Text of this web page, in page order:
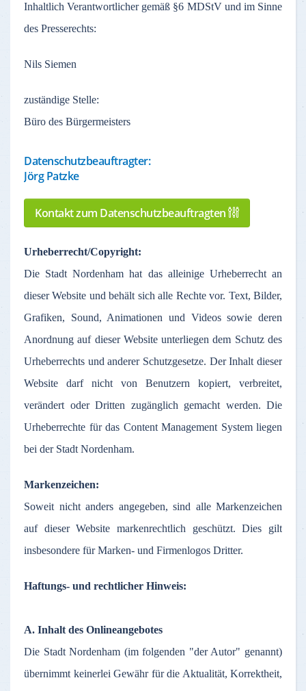
Inhaltlich Verantwortlicher gemäß §6 MDStVund im Sinne
des Presserechts:
Nils Siemen
zuständige Stelle:
Büro des Bürgermeisters
Datenschutzbeauftragter:
Jörg Patzke
Kontakt zum Datenschutzbeauftragten
Urheberrecht/Copyright:
Die StadtNordenham hat das alleinige Urheberrechtan
dieserWebsite undbehält sich alle Rechte vor. Text,Bilder,
Grafiken, Sound, Animationen und Videossowie deren
Anordnung auf dieserWebsiteunterliegen dem Schutzdes
Urheberrechts undanderer Schutzgesetze. Der Inhalt dieser
Website darf nicht von Benutzern kopiert, verbreitet,
verändert oder Dritten zugänglich gemacht werden. Die
Urheberrechte für das Content Management System liegen
bei der Stadt Nordenham.
Markenzeichen:
Soweit nicht anders angegeben, sind alle Markenzeichen
auf dieserWebsitemarkenrechtlich geschützt. Dies gilt
insbesondere für Marken- und Firmenlogos Dritter.
Haftungs- und rechtlicher Hinweis:
A. Inhalt des Onlineangebotes
Die Stadt Nordenham (im folgenden "der Autor" genannt)
übernimmt keinerlei Gewähr fürdie Aktualität, Korrektheit,